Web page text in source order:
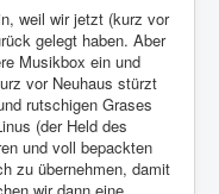
weil wir jetzt (kurz vor
gelegt haben. Aber
Musikbox ein und
vor Neuhaus stürzt
rutschigen Grases
(der Held des
und voll bepackten
zu übernehmen, damit